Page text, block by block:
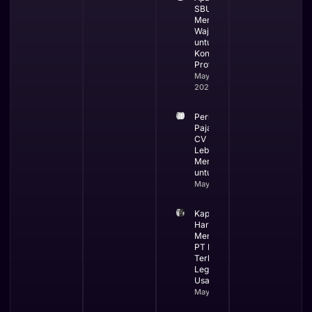
SBUJK dan
Mengapa
Wajib
untuk
Kontraktor
Profesional
May 19,
2026
Perbandingan
Pajak PT dan
CV Mana yang
Lebih
Menguntungkan
untuk Bisnis
May 13, 2026
Kapan Bisnis
Harus
Menggunakan
PT Ini Waktu
Terbaik
Legalitas
Usaha
May 12, 2026